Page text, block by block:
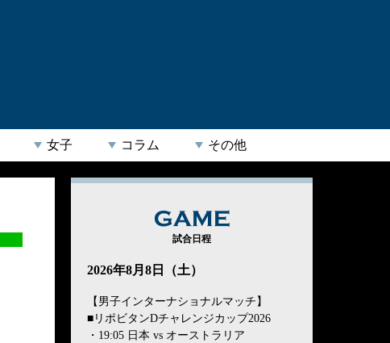
女子 コラム その他
GAME
試合日程
2026年8月8日（土）
【男子インターナショナルマッチ】
■リポビタンDチャレンジカップ2026
・19:05 日本 vs オーストラリア